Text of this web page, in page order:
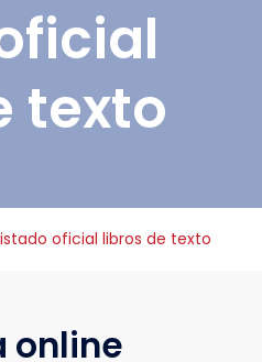
texto
oficial libros de texto
online